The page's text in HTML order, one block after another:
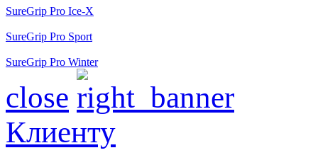
SureGrip Pro Ice-X
SureGrip Pro Sport
SureGrip Pro Winter
close
Клиенту